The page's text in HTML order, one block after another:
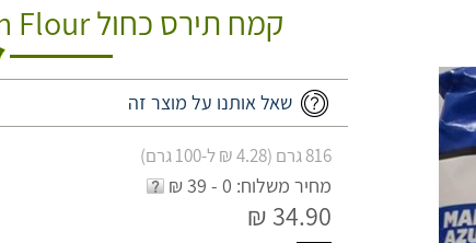
קמח תירס כחול Minsa Instant Blue Corn Flour
שאל אותנו על מוצר זה
816 גרם (4.28 ₪ ל-100 גרם)
מחיר משלוח: 0 - 39 ₪
34.90 ₪